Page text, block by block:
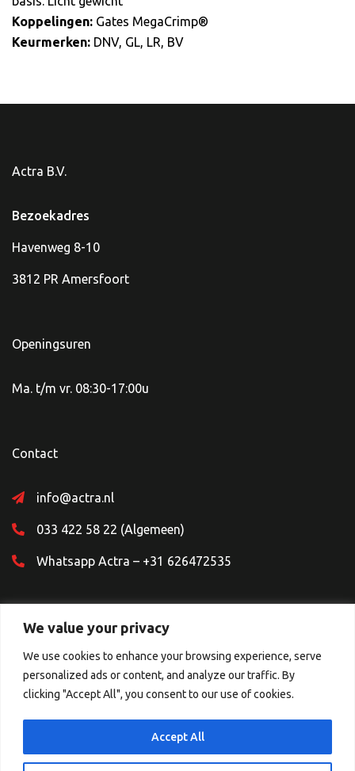
We value your privacy
We use cookies to enhance your browsing experience, serve
personalized ads or content, and analyze our traffic. By
clicking "Accept All", you consent to our use of cookies.
Accept All
Koppelingen: Gates MegaCrimp®
Keurmerken: DNV, GL, LR, BV
Actra B.V.
Bezoekadres
Havenweg 8-10
3812 PR Amersfoort
Openingsuren
Ma. t/m vr. 08:30-17:00u
Contact
info@actra.nl
033 422 58 22 (Algemeen)
Whatsapp Actra – +31 626472535
Sociale Media